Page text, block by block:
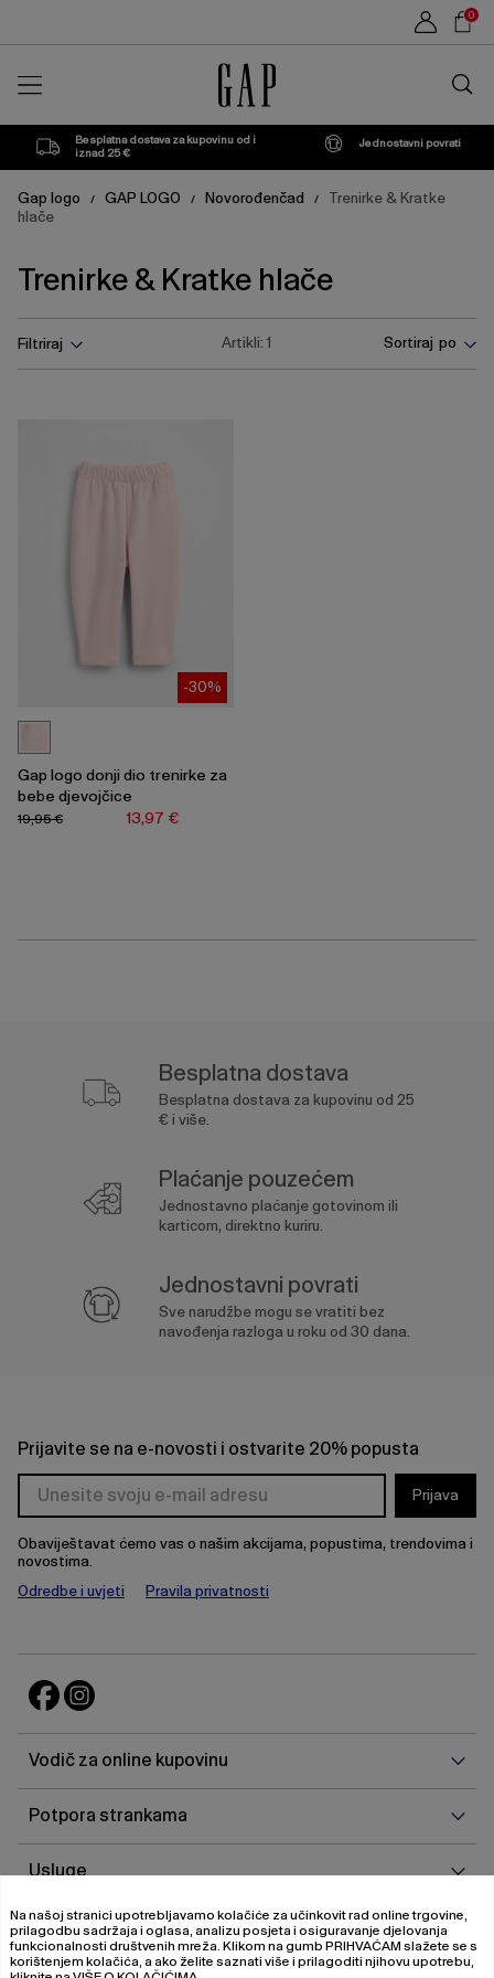
0
trgovini
Besplatna dostava za kupovinu od i
iznad 25 €
Jednostavni povrati
Gap logo / GAP LOGO / Novorođenčad /
Trenirke & Kratke
hlače
Trenirke & Kratke hlače
tipku
Enter
Filtriraj Artikli:1 Sortiraj po
-30%
Gap logo donji dio trenirke za
bebe djevojčice
13,97 €
19,95 €
Besplatna dostava
Besplatna dostava za kupovinu od 25
€ i više.
Plaćanje pouzećem
Jednostavno plaćanje gotovinom ili
karticom, direktno kuriru.
Jednostavni povrati
Sve narudžbe mogu se vratiti bez
navođenja razloga u roku od 30 dana.
Prijavite se na e-novosti i ostvarite 20% popusta
Prijava
Obaviještavat ćemo vas o našim akcijama, popustima, trendovima i
novostima.
Odredbe i uvjeti
Pravila privatnosti
Vodič za online kupovinu
Potpora strankama
Usluge
O
O nama
Na našoj stranici upotrebljavamo kolačiće za učinkovit rad online trgovine,
prilagodbu sadržaja i oglasa, analizu posjeta i osiguravanje djelovanja
funkcionalnosti društvenih mreža. Klikom na gumb PRIHVAĆAM slažete se s
korištenjem kolačića, a ako želite saznati više i prilagoditi njihovu upotrebu,